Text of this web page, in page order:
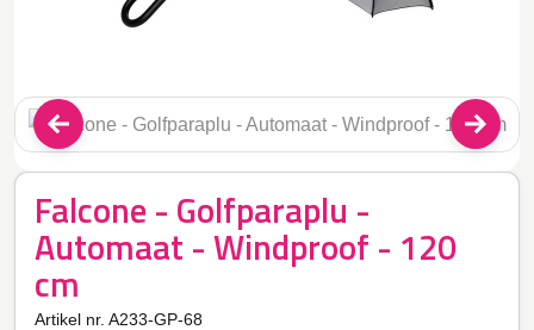
Falcone - Golfparaplu -
Automaat - Windproof - 120
cm
Artikel nr. A233-GP-68